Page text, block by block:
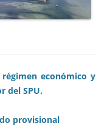
económico y
del SPU.
provisional